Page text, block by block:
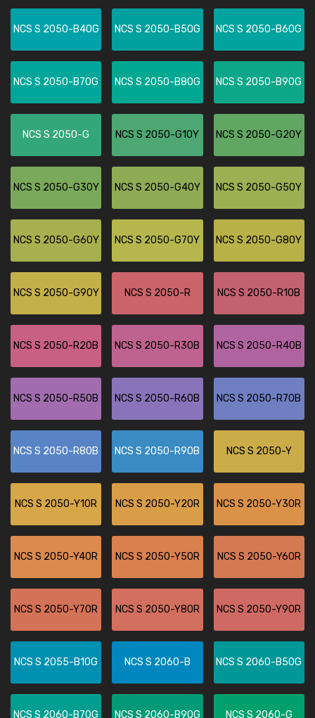
NCS S 2050-B40G NCS S 2050-B50G NCS S 2050-B60G
NCS S 2050-B70G NCS S 2050-B80G NCS S 2050-B90G
NCS S 2050-G NCS S 2050-G10Y NCS S 2050-G20Y
NCS S 2050-G30Y NCS S 2050-G40Y NCS S 2050-G50Y
NCS S 2050-G60Y NCS S 2050-G70Y NCS S 2050-G80Y
NCS S 2050-G90Y NCS S 2050-R NCS S 2050-R10B
NCS S 2050-R20B NCS S 2050-R30B NCS S 2050-R40B
NCS S 2050-R50B NCS S 2050-R60B NCS S 2050-R70B
NCS S 2050-R80B NCS S 2050-R90B NCS S 2050-Y
NCS S 2050-Y10R NCS S 2050-Y20R NCS S 2050-Y30R
NCS S 2050-Y40R NCS S 2050-Y50R NCS S 2050-Y60R
NCS S 2050-Y70R NCS S 2050-Y80R NCS S 2050-Y90R
NCS S 2055-B10G NCS S 2060-B NCS S 2060-B50G
NCS S 2060-B70G NCS S 2060-B90G NCS S 2060-G